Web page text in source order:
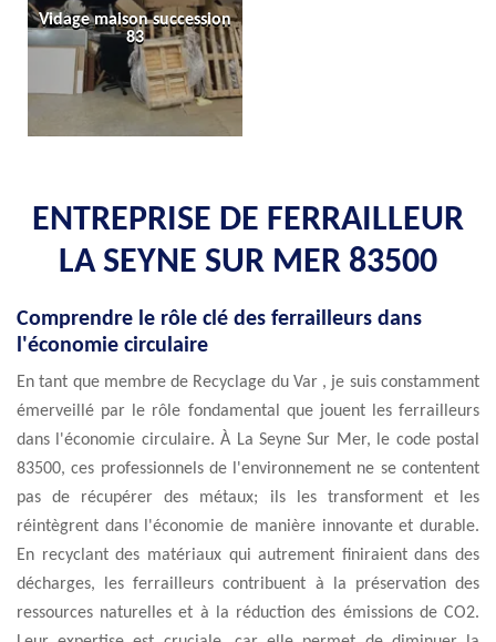
Vidage maison succession
83
ENTREPRISE DE FERRAILLEUR
LA SEYNE SUR MER 83500
Comprendre le rôle clé des ferrailleurs dans
l'économie circulaire
En tant que membre de Recyclage du Var , je suis constamment
émerveillé par le rôle fondamental que jouent les ferrailleurs
dans l'économie circulaire. À La Seyne Sur Mer, le code postal
83500, ces professionnels de l'environnement ne se contentent
pas de récupérer des métaux; ils les transforment et les
réintègrent dans l'économie de manière innovante et durable.
En recyclant des matériaux qui autrement finiraient dans des
décharges, les ferrailleurs contribuent à la préservation des
ressources naturelles et à la réduction des émissions de CO2.